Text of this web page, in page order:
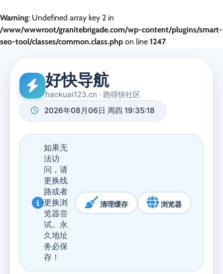
Warning: Undefined array key 2 in
/www/wwwroot/granitebrigade.com/wp-content/plugins/smart-
seo-tool/classes/common.class.php on line 1247